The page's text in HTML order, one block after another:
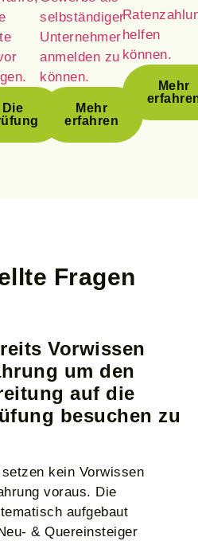
Die
selbständiger
Unternehmer
anmelden zu
können.
Mehr
erfahren
helfen
können.
Mehr
Fragen
Vorwissen
um den
auf die
besuchen zu
kein Vorwissen
voraus. Die
aufgebaut
& Quereinsteiger